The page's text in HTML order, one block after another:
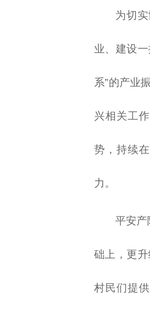
为切
业、建设
系”的产业
兴相关工
势，持续
力。
平安产
础上，更
村民们提